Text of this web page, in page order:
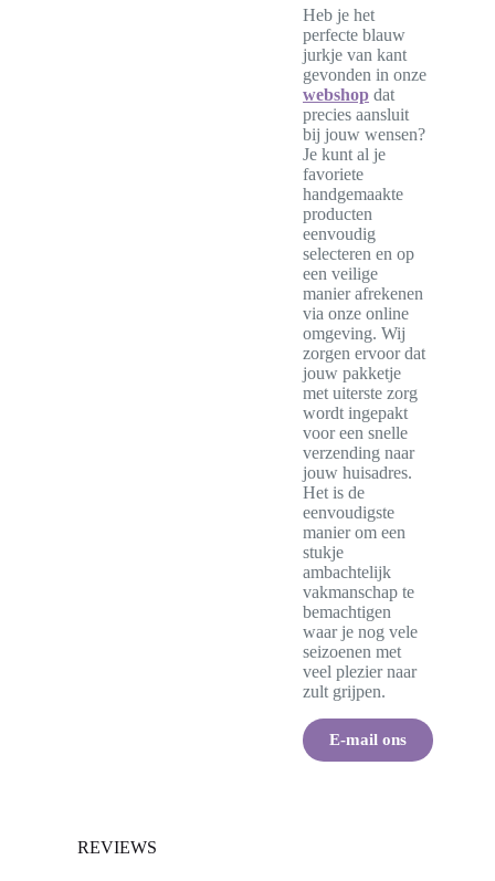
Heb je het
perfecte blauw
jurkje van kant
gevonden in onze
webshop dat
precies aansluit
bij jouw wensen?
Je kunt al je
favoriete
handgemaakte
producten
eenvoudig
selecteren en op
een veilige
manier afrekenen
via onze online
omgeving. Wij
zorgen ervoor dat
jouw pakketje
met uiterste zorg
wordt ingepakt
voor een snelle
verzending naar
jouw huisadres.
Het is de
eenvoudigste
manier om een
stukje
ambachtelijk
vakmanschap te
bemachtigen
waar je nog vele
seizoenen met
veel plezier naar
zult grijpen.
E-mail ons
REVIEWS